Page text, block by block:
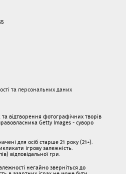
та персональних даних
відтворення фотографічних творів
Getty Images - суворо
для осіб старше 21 року (21+).
ігрову залежність.
відповідальної гри.
негайно зверніться до